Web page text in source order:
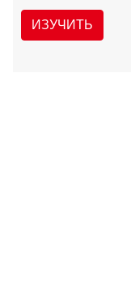
ИЗУЧИТЬ